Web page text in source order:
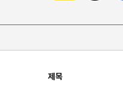
제목